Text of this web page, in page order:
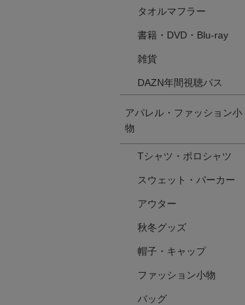
タオルマフラー
書籍・DVD・Blu-ray
雑貨
DAZN年間視聴パス
アパレル・ファッション小
物
Tシャツ・ポロシャツ
スウェット・パーカー
アウター
秋冬グッズ
帽子・キャップ
ファッション小物
バッグ